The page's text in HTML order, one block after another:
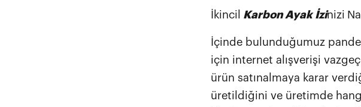
İkincil Karbon Ayak İzinizi
İçinde bulunduğumuz
için internet alışverişi
ürün satınalmaya karar
üretildiğini ve üretimde hangi